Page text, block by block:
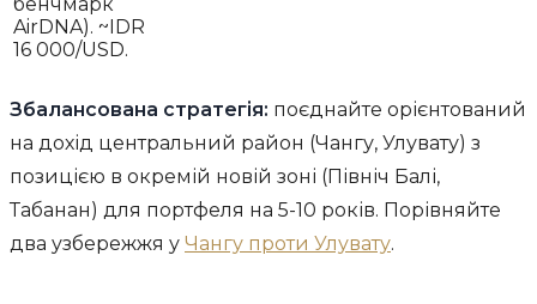
AirDNA). ~IDR
16 000/USD.
Збалансована стратегія: поєднайте орієнтований
на дохід центральний район (Чангу, Улувату) з
позицією в окремій новій зоні (Північ Балі,
Табанан) для портфеля на 5-10 років. Порівняйте
два узбережжя у Чангу проти Улувату.